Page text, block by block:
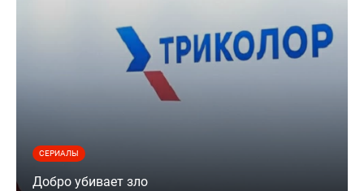
СЕРИАЛЫ
Добро убивает зло